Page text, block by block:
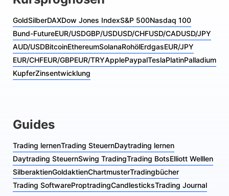
GoldSilberDAXDow Jones IndexS&P 500Nasdaq 100
Bund-FutureEUR/USDGBP/USDUSD/CHFUSD/CADUSD/JPY
AUD/USDBitcoinEthereumSolanaRohölErdgasEUR/JPY
EUR/CHFEUR/GBPEUR/TRYApplePaypalTeslaPlatinPalladium
KupferZinsentwicklung
Guides
Trading lernenTrading SteuernDaytrading lernen
Daytrading SteuernSwing TradingTrading BotsElliott Welllen
SilberaktienGoldaktienChartmusterTradingbücher
Trading SoftwareProptradingCandlesticksTrading Journal